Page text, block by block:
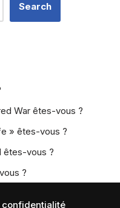
Search
War êtes-vous ?
» êtes-vous ?
êtes-vous ?
?
confidentialité